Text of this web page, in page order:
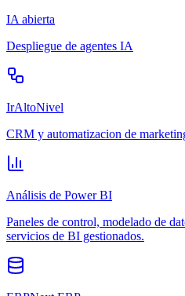
IA abierta
Despliegue de agentes IA
IrAltoNivel
CRM y automatizacion de
Análisis de Power BI
Paneles de control, modelado de
servicios de BI gestionados.